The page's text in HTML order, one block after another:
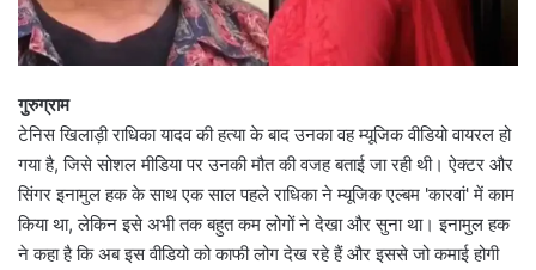
गुरुग्राम
टेनिस खिलाड़ी राधिका यादव की हत्या के बाद उनका वह म्यूजिक वीडियो वायरल हो
गया है, जिसे सोशल मीडिया पर उनकी मौत की वजह बताई जा रही थी। ऐक्टर और
सिंगर इनामुल हक के साथ एक साल पहले राधिका ने म्यूजिक एल्बम 'कारवां' में काम
किया था, लेकिन इसे अभी तक बहुत कम लोगों ने देखा और सुना था। इनामुल हक
ने कहा है कि अब इस वीडियो को काफी लोग देख रहे हैं और इससे जो कमाई होगी